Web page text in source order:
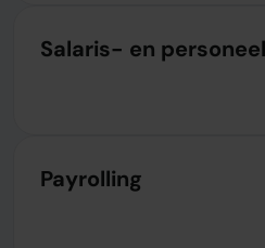
Salaris- en
Payrolling